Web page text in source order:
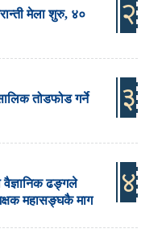
मेला शुरु, ४०
२
तोडफोड गर्ने
३
वैज्ञानिक ढङ्गले
महासङ्घकै माग
४